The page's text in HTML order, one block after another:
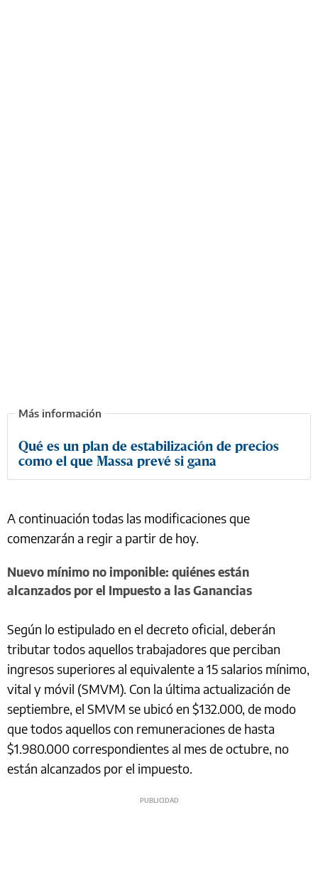
Qué es un plan de estabilización de precios
como el que Massa prevé si gana
A continuación todas las modificaciones que
comenzarán a regir a partir de hoy.
Nuevo mínimo no imponible: quiénes están
alcanzados por el Impuesto a las Ganancias
Según lo estipulado en el decreto oficial, deberán
tributar todos aquellos trabajadores que perciban
ingresos superiores al equivalente a 15 salarios mínimo,
vital y móvil (SMVM). Con la última actualización de
septiembre, el SMVM se ubicó en $132.000, de modo
que todos aquellos con remuneraciones de hasta
$1.980.000 correspondientes al mes de octubre, no
están alcanzados por el impuesto.